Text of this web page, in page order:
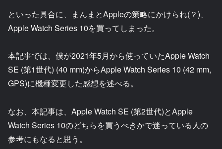
といった具合に、まんまとAppleの策略にかけられ(？)、
Apple Watch Series 10を買ってしまった。
本記事では、僕が2021年5月から使っていたApple Watch
SE (第1世代) (40 mm)からApple Watch Series 10 (42 mm,
GPS)に機種変更した感想を述べる。
なお、本記事は、Apple Watch SE (第2世代)とApple
Watch Series 10のどちらを買うべきかで迷っている人の
参考にもなると思う。